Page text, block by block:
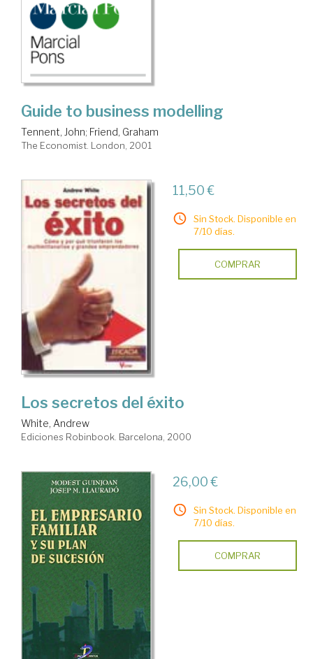
Guide to business modelling
Tennent, John; Friend, Graham
The Economist. London, 2001
11,50 €
Sin Stock. Disponible en
7/10 días.
COMPRAR
Los secretos del éxito
White, Andrew
Ediciones Robinbook. Barcelona, 2000
26,00 €
Sin Stock. Disponible en
7/10 días.
COMPRAR